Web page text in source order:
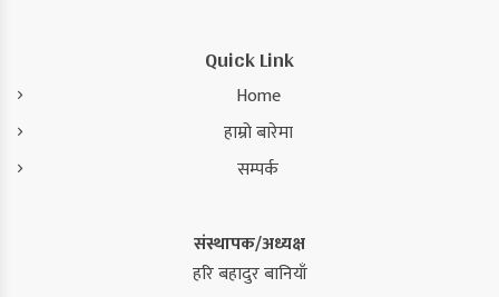
Quick Link
Home
हाम्रो बारेमा
सम्पर्क
संस्थापक/अध्यक्ष
हरि बहादुर बानियाँ